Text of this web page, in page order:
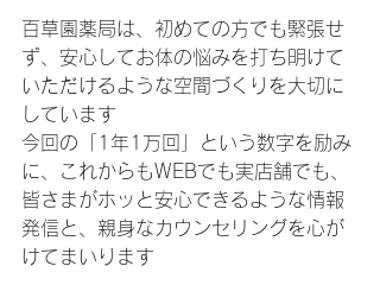
​百草園薬局は、初めての方でも緊張せ
ず、安心してお体の悩みを打ち明けて
いただけるような空間づくりを大切に
しています
​今回の「1年1万回」という数字を励み
に、これからもWEBでも実店舗でも、
皆さまがホッと安心できるような情報
発信と、親身なカウンセリングを心が
けてまいります